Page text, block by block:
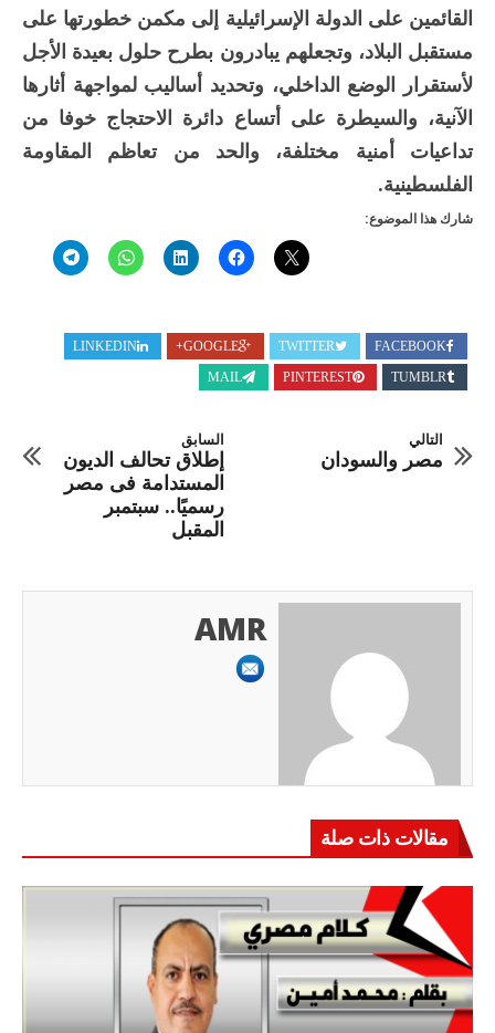
القائمين على الدولة الإسرائيلية إلى مكمن خطورتها على
مستقبل البلاد، وتجعلهم يبادرون بطرح حلول بعيدة الأجل
لأستقرار الوضع الداخلي، وتحديد أساليب لمواجهة أثارها
الآنية، والسيطرة على أتساع دائرة الاحتجاج خوفا من
تداعيات أمنية مختلفة، والحد من تعاظم المقاومة
الفلسطينية.
شارك هذا الموضوع:
FACEBOOK
TWITTER
GOOGLE+
LINKEDIN
TUMBLR
PINTEREST
MAIL
السابق
إطلاق تحالف الديون
المستدامة فى مصر
رسميًا.. سبتمبر
المقبل
التالي
مصر والسودان
AMR
مقالات ذات صلة